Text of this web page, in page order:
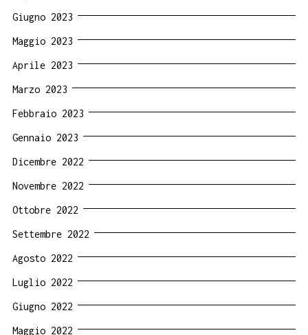
Giugno 2023
Maggio 2023
Aprile 2023
Marzo 2023
Febbraio 2023
Gennaio 2023
Dicembre 2022
Novembre 2022
Ottobre 2022
Settembre 2022
Agosto 2022
Luglio 2022
Giugno 2022
Maggio 2022